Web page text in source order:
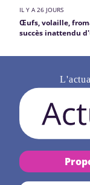
IL Y A 26 JOURS
Œufs, volaille,
succès inattendu